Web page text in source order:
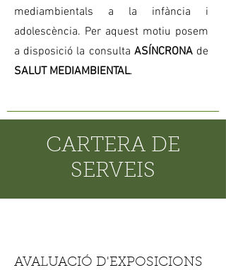
mediambientals a la infància i
adolescència. Per aquest motiu posem
a disposició la consulta ASÍNCRONA de
SALUT MEDIAMBIENTAL.
CARTERA DE
SERVEIS
AVALUACIÓ D'EXPOSICIONS